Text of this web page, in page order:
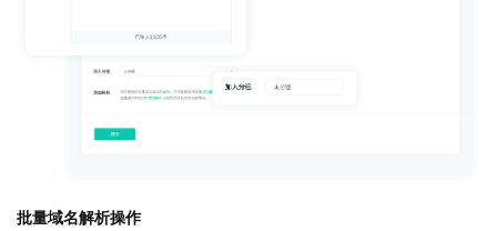
批量域名解析操作